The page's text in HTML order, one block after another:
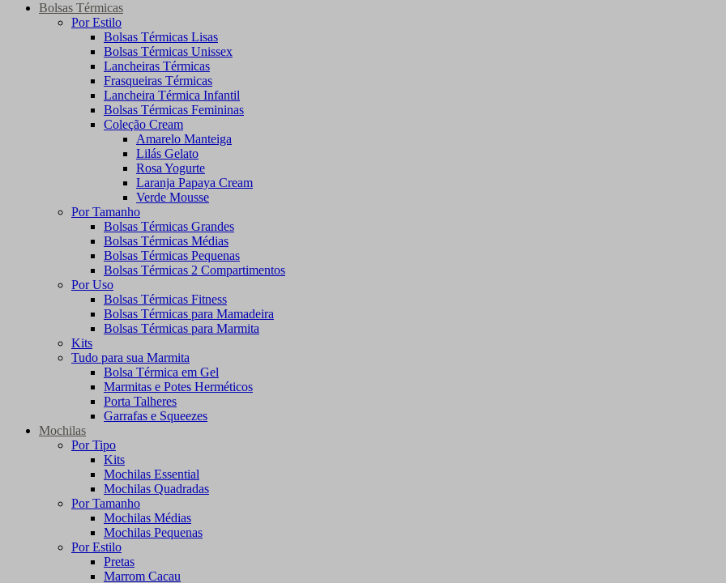
Bolsas Térmicas
Por Estilo
Bolsas Térmicas Lisas
Bolsas Térmicas Unissex
Lancheiras Térmicas
Frasqueiras Térmicas
Lancheira Térmica Infantil
Bolsas Térmicas Femininas
Coleção Cream
Amarelo Manteiga
Lilás Gelato
Rosa Yogurte
Laranja Papaya Cream
Verde Mousse
Por Tamanho
Bolsas Térmicas Grandes
Bolsas Térmicas Médias
Bolsas Térmicas Pequenas
Bolsas Térmicas 2 Compartimentos
Por Uso
Bolsas Térmicas Fitness
Bolsas Térmicas para Mamadeira
Bolsas Térmicas para Marmita
Kits
Tudo para sua Marmita
Bolsa Térmica em Gel
Marmitas e Potes Herméticos
Porta Talheres
Garrafas e Squeezes
Mochilas
Por Tipo
Kits
Mochilas Essential
Mochilas Quadradas
Por Tamanho
Mochilas Médias
Mochilas Pequenas
Por Estilo
Pretas
Marrom Cacau